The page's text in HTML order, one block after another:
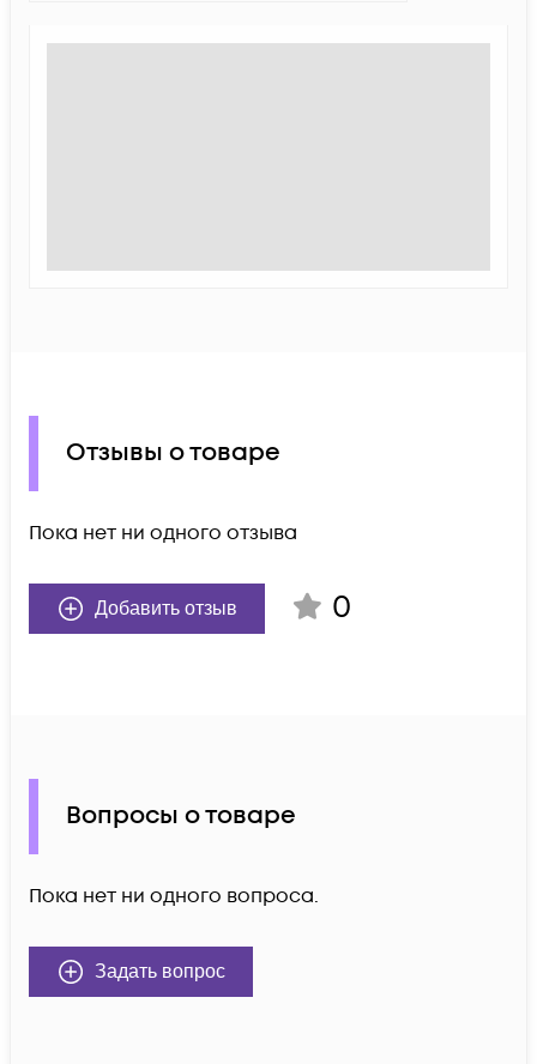
Отзывы о товаре
Пока нет ни одного отзыва
Добавить отзыв 0
Вопросы о товаре
Пока нет ни одного вопроса.
Задать вопрос